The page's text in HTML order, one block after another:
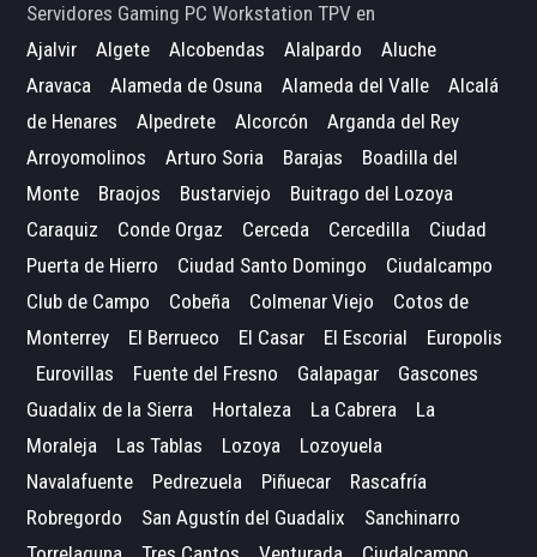
Servidores Gaming PC Workstation TPV en
Ajalvir
Algete Alcobendas Alalpardo
Aluche
Aravaca
Alameda de Osuna Alameda del Valle
Alcalá
de Henares
Alpedrete Alcorcón
Arganda del Rey
Arroyomolinos
Arturo Soria Barajas
Boadilla del
Monte
Braojos Bustarviejo
Buitrago del Lozoya
Caraquiz
Conde Orgaz Cerceda Cercedilla
Ciudad
Puerta de Hierro
Ciudad Santo Domingo
Ciudalcampo
Club de Campo
Cobeña Colmenar Viejo
Cotos de
Monterrey
El Berrueco El Casar El Escorial
Europolis
Eurovillas
Fuente del Fresno Galapagar
Gascones
Guadalix de la Sierra
Hortaleza La Cabrera
La
Moraleja
Las Tablas Lozoya
Lozoyuela
Navalafuente
Pedrezuela Piñuecar
Rascafría
Robregordo
San Agustín del Guadalix
Sanchinarro